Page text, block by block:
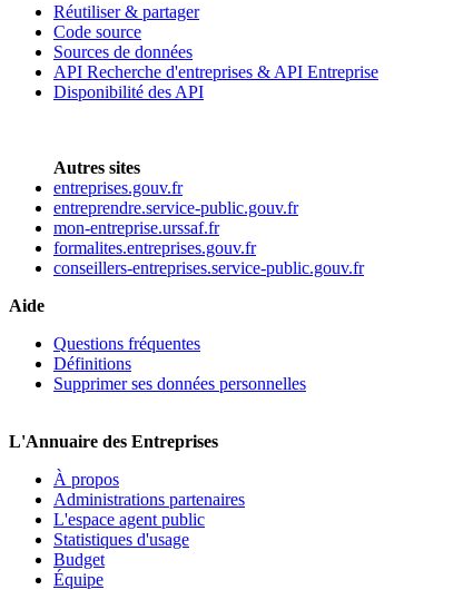
Réutiliser & partager
Code source
Sources de données
API Recherche d'entreprises & API Entreprise
Disponibilité des API
Autres sites
entreprises.gouv.fr
entreprendre.service-public.gouv.fr
mon-entreprise.urssaf.fr
formalites.entreprises.gouv.fr
conseillers-entreprises.service-public.gouv.fr
Aide
Questions fréquentes
Définitions
Supprimer ses données personnelles
L'Annuaire des Entreprises
À propos
Administrations partenaires
L'espace agent public
Statistiques d'usage
Budget
Équipe